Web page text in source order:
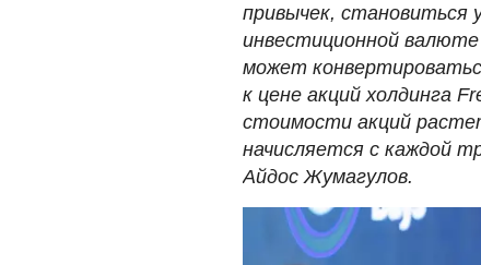
привычек, становиться
инвестиционной
может
к цене акций холдинга
стоимости акций
начисляется с каждой
Айдос Жумагулов.